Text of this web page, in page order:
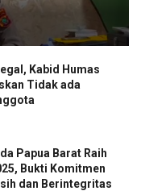
Kabid Humas
Tidak ada
Papua Barat Raih
Bukti Komitmen
dan Berintegritas